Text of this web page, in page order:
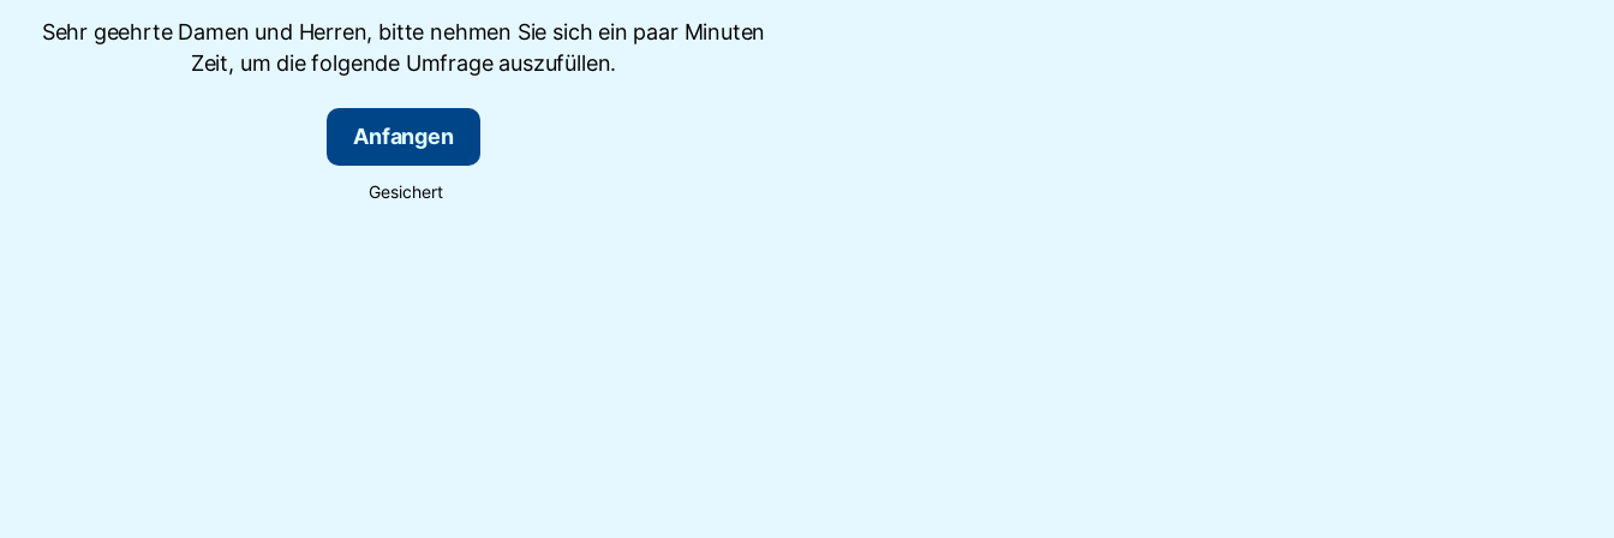
Sehr geehrte Damen und Herren, bitte nehmen Sie sich ein paar Minuten
Zeit, um die folgende Umfrage auszufüllen.
Anfangen
Gesichert